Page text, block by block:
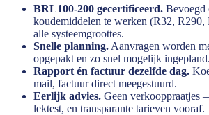
BRL100-200 gecertificeerd. Bevoegd
koudemiddelen te werken (R32,
alle systeemgroottes.
Snelle planning. Aanvragen worden
opgepakt en zo snel mogelijk ingepland.
Rapport én factuur dezelfde dag.
mail, factuur direct meegestuurd.
Eerlijk advies. Geen verkooppraatjes
lektest, en transparante tarieven vooraf.